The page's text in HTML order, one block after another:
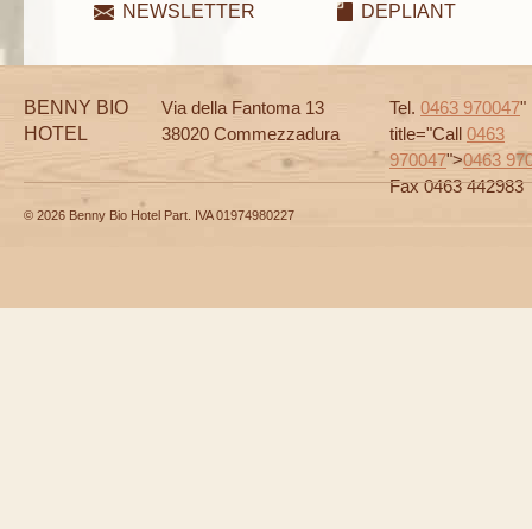
NEWSLETTER DEPLIANT
BENNY BIO
HOTEL
Via della Fantoma 13
38020 Commezzadura
Tel. 0463 970047"
title="Call 0463
970047">0463
Fax 0463 442983
© 2026 Benny Bio Hotel Part. IVA 01974980227